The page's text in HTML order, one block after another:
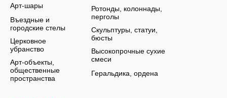
Арт-объекты,
общественные
пространства
Высокопрочные сухие
смеси
Скульптуры, статуи,
бюсты
Ротонды, колоннады,
перголы
Геральдика, ордена
Церковное
убранство
Въездные и
городские стелы
Арт-шары